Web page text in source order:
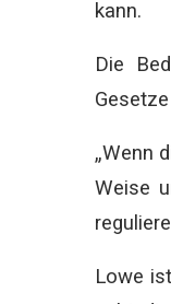
kann.
Die
„Wenn
Weise
Lowe